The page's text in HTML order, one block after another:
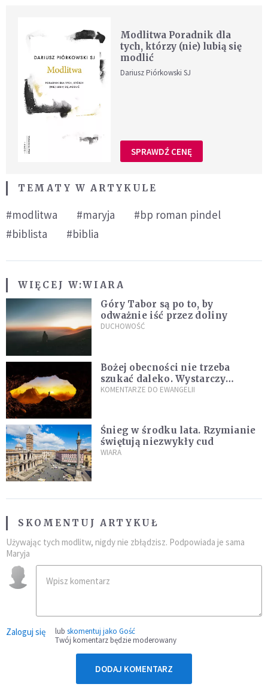
Modlitwa Poradnik dla
tych, którzy (nie) lubią się
modlić
Dariusz Piórkowski SJ
SPRAWDŹ CENĘ
TEMATY W ARTYKULE
#modlitwa #maryja
#bp roman pindel
#biblista
#biblia
WIĘCEJ W:WIARA
Góry Tabor są po to, by
odważnie iść przez doliny
DUCHOWOŚĆ
Bożej obecności nie trzeba
szukać daleko. Wystarczy
nauczyć się słuchać
KOMENTARZE DO EWANGELII
Śnieg w środku lata. Rzymianie
świętują niezwykły cud
WIARA
SKOMENTUJ ARTYKUŁ
Używając tych modlitw, nigdy nie zbłądzisz. Podpowiada je sama
Maryja
Zaloguj się lub skomentuj jako Gość
Twój komentarz będzie moderowany
DODAJ KOMENTARZ